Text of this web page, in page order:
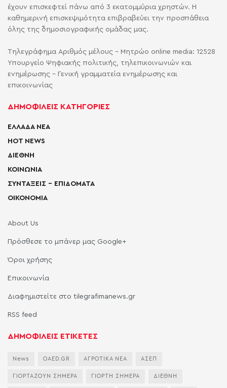
έχουν επισκεφτεί πάνω από 3 εκατομμύρια χρηστών. Η
καθημερινή επισκεψιμότητα επιβραβεύει την προσπάθεια
όλης της δημοσιογραφικής ομάδας μας.
Τηλεγράφημα Αριθμός μέλους - Μητρώο online media: 12528
Υπουργείο Ψηφιακής πολιτικής, τηλεπικοινωνιών και
ενημέρωσης - Γενική γραμματεία ενημέρωσης και
επικοινωνίας
ΔΗΜΟΦΙΛΕΙΣ ΚΑΤΗΓΟΡΙΕΣ
ΕΛΛΑΔΑ ΝΕΑ
HOT NEWS
ΔΙΕΘΝΗ
ΚΟΙΝΩΝΙΑ
ΣΥΝΤΑΞΕΙΣ – ΕΠΙΔΟΜΑΤΑ
ΟΙΚΟΝΟΜΙΑ
About Us
Πρόσθεσε το μπάνερ μας Google+
Όροι χρήσης
Επικοινωνία
Διαφημιστείτε στο tilegrafimanews.gr
RSS feed
ΔΗΜΟΦΙΛΕΙΣ ΕΤΙΚΕΤΕΣ
News OAED.GR ΑΓΡΟΤΙΚΑ ΝΕΑ ΑΣΕΠ
ΓΙΟΡΤΑΖΟΥΝ ΣΗΜΕΡΑ ΓΙΟΡΤΗ ΣΗΜΕΡΑ ΔΙΕΘΝΗ